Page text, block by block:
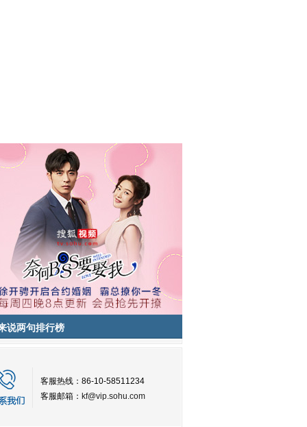
说两句排行榜
客服热线：86-10-58511234
客服邮箱： kf@vip.sohu.com